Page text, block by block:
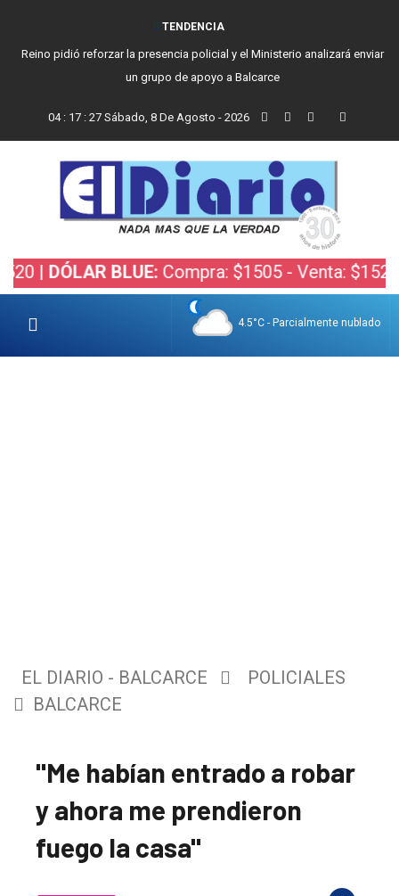
TENDENCIA
Reino pidió reforzar la presencia policial y el Ministerio analizará enviar
un grupo de apoyo a Balcarce
04: 17 : 27 Sábado, 8 De Agosto - 2026
|DÓLAR BLUE:Compra: $1505 - Venta: $1525 |
4.5°C - Parcialmente nublado
EL DIARIO - BALCARCE
POLICIALES
BALCARCE
"Me habían entrado a robar
y ahora me prendieron
fuego la casa"